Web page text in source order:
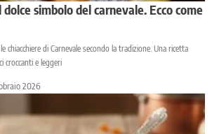
dolce simbolo del carnevale. Ecco come
chiacchiere di Carnevale secondo la tradizione. Una ricetta
croccanti e leggeri
2026